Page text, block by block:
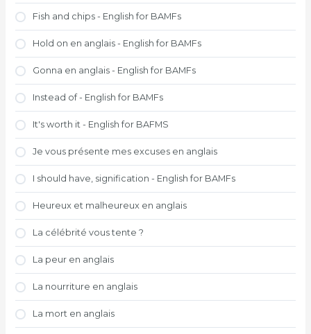
Fish and chips - English for BAMFs
Hold on en anglais - English for BAMFs
Gonna en anglais - English for BAMFs
Instead of - English for BAMFs
It's worth it - English for BAFMS
Je vous présente mes excuses en anglais
I should have, signification - English for BAMFs
Heureux et malheureux en anglais
La célébrité vous tente ?
La peur en anglais
La nourriture en anglais
La mort en anglais